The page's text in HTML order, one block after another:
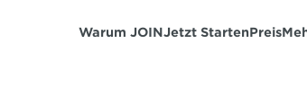
Warum JOINJetzt StartenPreis